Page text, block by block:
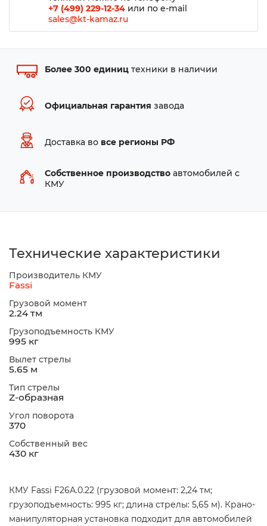
+7 (499) 229-12-34 или по e-mail
sales@kt-kamaz.ru
Более 300 единиц техники в наличии
Официальная гарантия завода
Доставка во все регионы РФ
Собственное производство автомобилей с
КМУ
Технические характеристики
Производитель КМУ
Fassi
Грузовой момент
2.24 тм
Грузоподъемность КМУ
995 кг
Вылет стрелы
5.65 м
Тип стрелы
Z-образная
Угол поворота
370
Собственный вес
430 кг
КМУ Fassi F26A.0.22 (грузовой момент: 2,24 тм;
грузоподъемность: 995 кг; длина стрелы: 5,65 м). Крано-
манипуляторная установка подходит для автомобилей